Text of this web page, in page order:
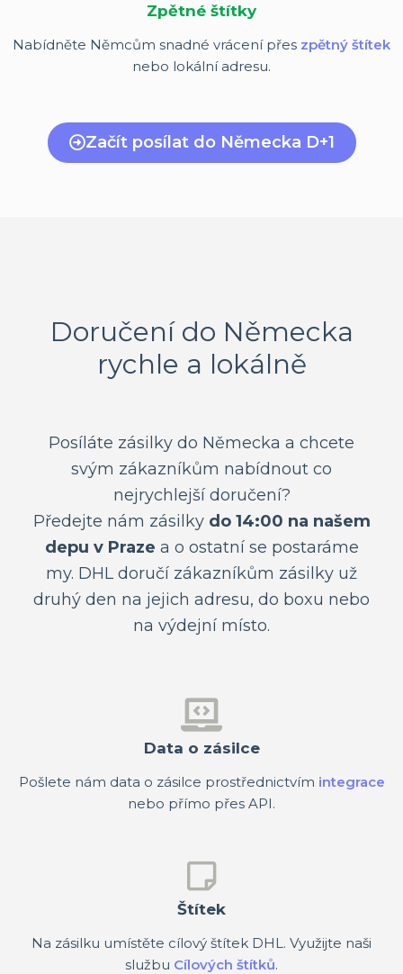
Zpětné štítky
Nabídněte Němcům snadné vrácení přes zpětný štítek
nebo lokální adresu.
Začít posílat do Německa D+1
Doručení do Německa
rychle a lokálně
Posíláte zásilky do Německa a chcete
svým zákazníkům nabídnout co
nejrychlejší doručení?
Předejte nám zásilky do 14:00 na našem
depu v Praze a o ostatní se postaráme
my. DHL doručí zákazníkům zásilky už
druhý den na jejich adresu, do boxu nebo
na výdejní místo.
Data o zásilce
Pošlete nám data o zásilce prostřednictvím integrace
nebo přímo přes API.
Štítek
Na zásilku umístěte cílový štítek DHL. Využijte naši
službu Cílových štítků.